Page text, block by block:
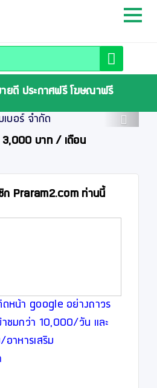
ยดี ประกาศฟรี โฆษณาฟรี
3,000 บาท / เดือน
ก Praram2.com ท่านนี้
ดหน้า google อย่างถาวร
ชมกว่า 10,000/วัน และ
แบบครบวงจร
อาหารเสริม